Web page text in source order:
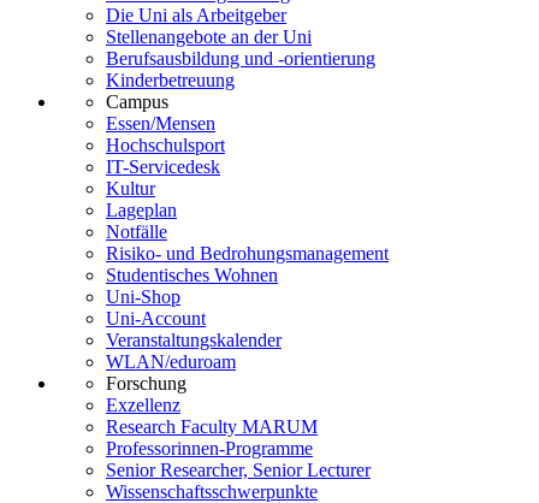
Die Uni als Arbeitgeber
Stellenangebote an der Uni
Berufsausbildung und -orientierung
Kinderbetreuung
Campus
Essen/Mensen
Hochschulsport
IT-Servicedesk
Kultur
Lageplan
Notfälle
Risiko- und Bedrohungsmanagement
Studentisches Wohnen
Uni-Shop
Uni-Account
Veranstaltungskalender
WLAN/eduroam
Forschung
Exzellenz
Research Faculty MARUM
Professorinnen-Programme
Senior Researcher, Senior Lecturer
Wissenschaftsschwerpunkte